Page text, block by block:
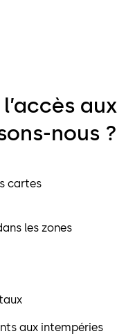
aux
nous ?
cartes
les zones
aux intempéries